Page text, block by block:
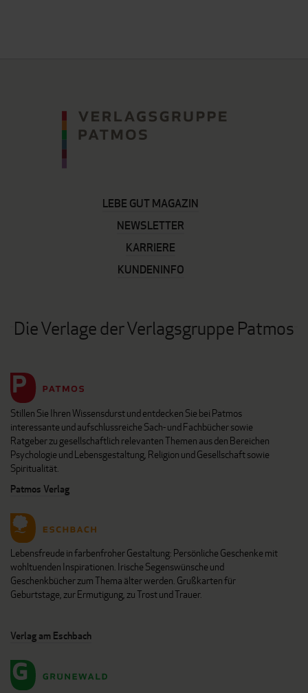
LEBE GUT MAGAZIN
NEWSLETTER
KARRIERE
KUNDENINFO
Die Verlage der Verlagsgruppe Patmos
Stillen Sie Ihren Wissensdurst und entdecken Sie bei Patmos
interessante und aufschlussreiche Sach- und Fachbücher sowie
Ratgeber zu gesellschaftlich relevanten Themen aus den Bereichen
Psychologie und Lebensgestaltung, Religion und Gesellschaft sowie
Spiritualität.
Patmos Verlag
Lebensfreude in farbenfroher Gestaltung: Persönliche Geschenke mit
wohltuenden Inspirationen. Irische Segenswünsche und
Geschenkbücher zum Thema älter werden. Grußkarten für
Geburtstage, zur Ermutigung, zu Trost und Trauer.
Verlag am Eschbach